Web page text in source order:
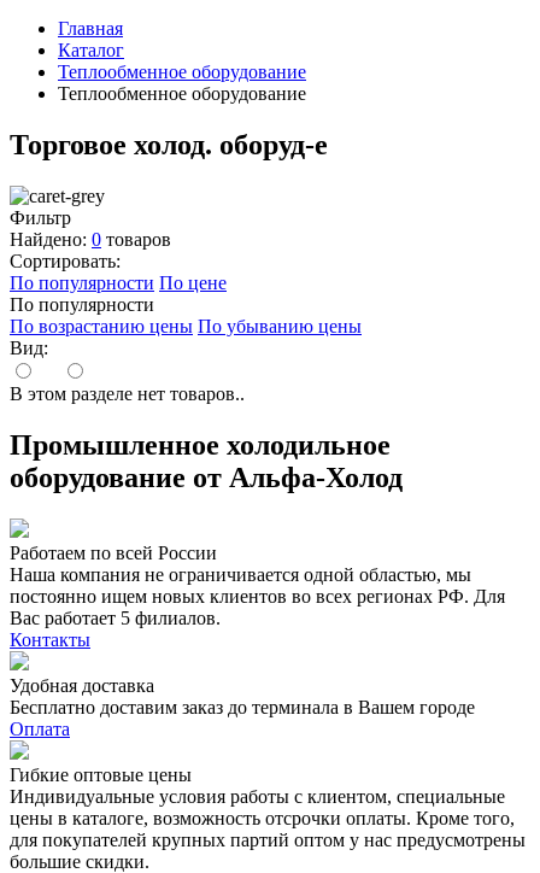
Главная
Каталог
Теплообменное оборудование
Теплообменное оборудование
Торговое холод. оборуд-е
Фильтр
Найдено: 0 товаров
Сортировать:
По популярности По цене
По популярности
По возрастанию цены По убыванию цены
Вид:
В этом разделе нет товаров..
Промышленное холодильное
оборудование от Альфа-Холод
Работаем по всей России
Наша компания не ограничивается одной областью, мы
постоянно ищем новых клиентов во всех регионах РФ. Для
Вас работает 5 филиалов.
Контакты
Удобная доставка
Бесплатно доставим заказ до терминала в Вашем городе
Оплата
Гибкие оптовые цены
Индивидуальные условия работы с клиентом, специальные
цены в каталоге, возможность отсрочки оплаты. Кроме того,
для покупателей крупных партий оптом у нас предусмотрены
большие скидки.